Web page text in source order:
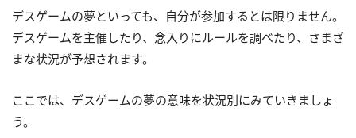
デスゲームの夢といっても、自分が参加するとは限りません。
デスゲームを主催したり、念入りにルールを調べたり、さまざ
まな状況が予想されます。
ここでは、デスゲームの夢の意味を状況別にみていきましょ
う。